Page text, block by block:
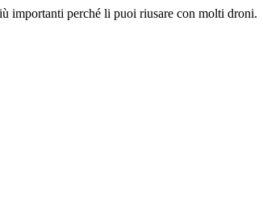
importanti perché li puoi riusare con molti droni.